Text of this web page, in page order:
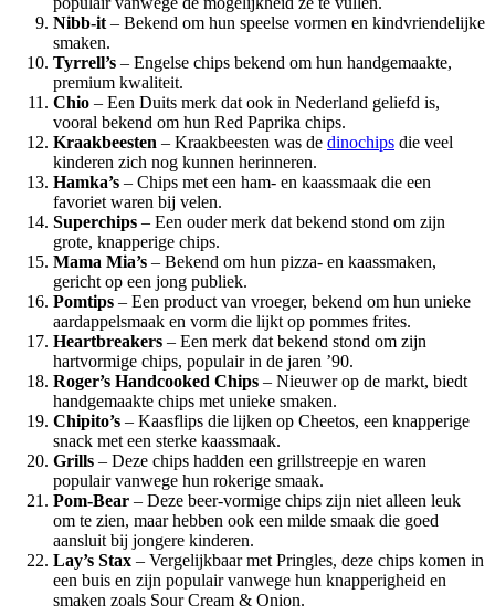
Nibb-it – Bekend om hun speelse vormen en kindvriendelijke
smaken.
Tyrrell’s – Engelse chips bekend om hun handgemaakte,
premium kwaliteit.
Chio – Een Duits merk dat ook in Nederland geliefd is,
vooral bekend om hun Red Paprika chips.
Kraakbeesten – Kraakbeesten was de dinochips die veel
kinderen zich nog kunnen herinneren.
Hamka’s – Chips met een ham- en kaassmaak die een
favoriet waren bij velen.
Superchips – Een ouder merk dat bekend stond om zijn
grote, knapperige chips.
Mama Mia’s – Bekend om hun pizza- en kaassmaken,
gericht op een jong publiek.
Pomtips – Een product van vroeger, bekend om hun unieke
aardappelsmaak en vorm die lijkt op pommes frites.
Heartbreakers – Een merk dat bekend stond om zijn
hartvormige chips, populair in de jaren ’90.
Roger’s Handcooked Chips – Nieuwer op de markt, biedt
handgemaakte chips met unieke smaken.
Chipito’s – Kaasflips die lijken op Cheetos, een knapperige
snack met een sterke kaassmaak.
Grills – Deze chips hadden een grillstreepje en waren
populair vanwege hun rokerige smaak.
Pom-Bear – Deze beer-vormige chips zijn niet alleen leuk
om te zien, maar hebben ook een milde smaak die goed
aansluit bij jongere kinderen.
Lay’s Stax – Vergelijkbaar met Pringles, deze chips komen in
een buis en zijn populair vanwege hun knapperigheid en
smaken zoals Sour Cream & Onion.